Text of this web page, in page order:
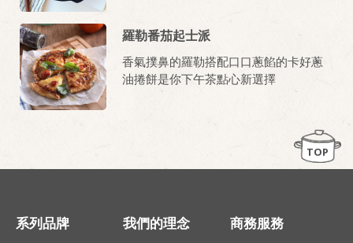
羅勒番茄起士派
香氣撲鼻的羅勒搭配口口蔥餡的卡好蔥
油捲餅是你下午茶點心新選擇
TOP
系列品牌 我們的理念 商務服務